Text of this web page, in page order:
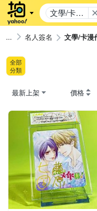
文學/卡漫
作家
名人簽名 文學/卡漫
全部
分類
最新上架 價格